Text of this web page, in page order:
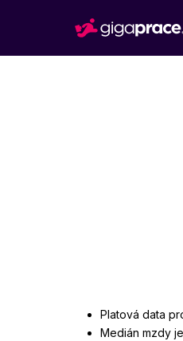
Platová data
Medián mzdy